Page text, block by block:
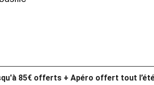
85€ offerts + Apéro offert tout